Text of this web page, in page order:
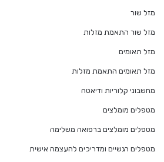
מזל שור
מזל שור התאמת מזלות
מזל תאומים
מזל תאומים התאמת מזלות
מחשבוני קלוריות ודיאטה
מטפלים מומלצים
מטפלים מומלצים ברפואה משלימה
מטפלים רגשיים ומדריכים להעצמה אישית